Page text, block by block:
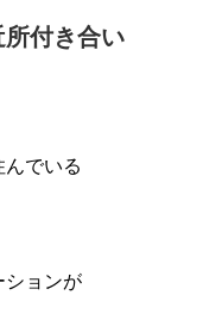
付き合い
でいる
ションが